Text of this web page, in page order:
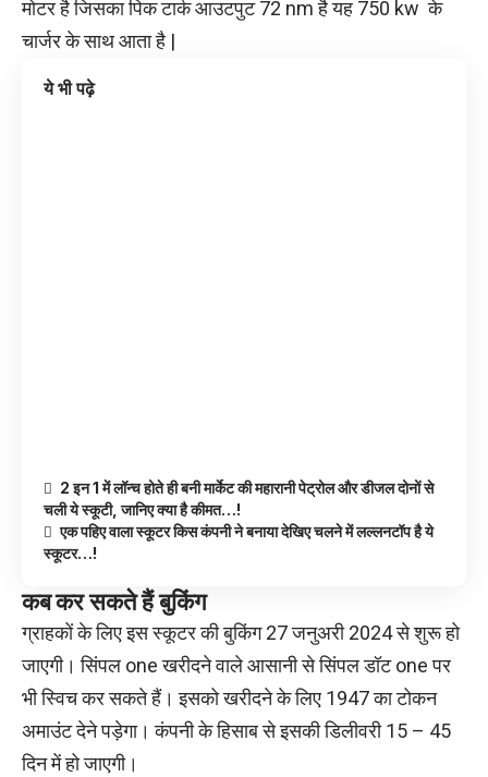
मोटर है जिसका पिक टार्क आउटपुट 72 nm है यह 750 kw के
चार्जर के साथ आता है |
ये भी पढ़े
2 इन 1 में लॉन्च होते ही बनी मार्केट की महारानी पेट्रोल और डीजल दोनों से
चली ये स्कूटी, जानिए क्या है कीमत…!
एक पहिए वाला स्कूटर किस कंपनी ने बनाया देखिए चलने में लल्लनटॉप है ये
स्कूटर…!
कबकरसकतेहैंबुकिंग
ग्राहकों के लिए इस स्कूटर की बुकिंग 27 जनुअरी 2024 से शुरू हो
जाएगी। सिंपल one खरीदने वाले आसानी से सिंपल डॉट one पर
भी स्विच कर सकते हैं। इसको खरीदने के लिए 1947 का टोकन
अमाउंट देने पड़ेगा। कंपनी के हिसाब से इसकी डिलीवरी 15 – 45
दिन में हो जाएगी।